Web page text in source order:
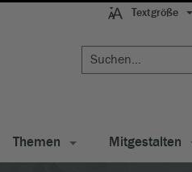
Textgröße
Themen Mitgestalten